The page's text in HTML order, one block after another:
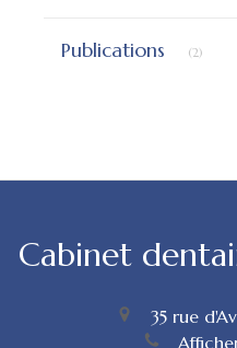
Publications (2)
Cabinet
35 rue